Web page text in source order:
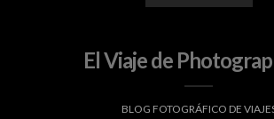
El Viaje de
BLOG FOTOGRÁFICO DE